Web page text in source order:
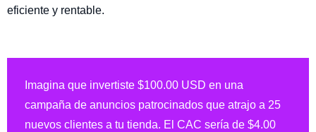
eficiente y rentable.
Imagina que invertiste $100.00 USD en una
campaña de anuncios patrocinados que atrajo a 25
nuevos clientes a tu tienda. El CAC sería de $4.00